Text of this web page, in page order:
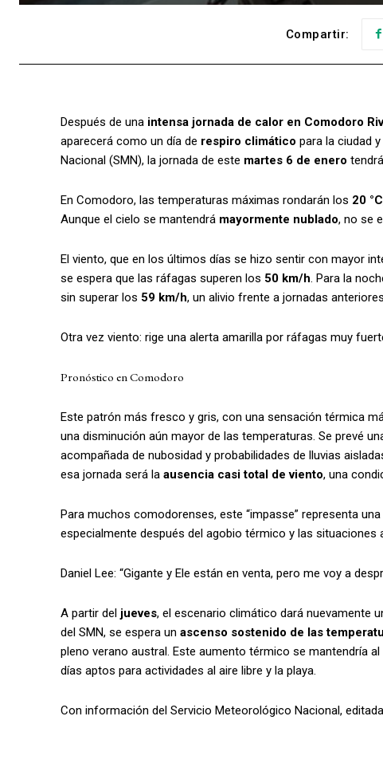
Compartir:
Después de una intensa jornada de calor en Comodoro
aparecerá como un día de respiro climático para la ciudad
Nacional (SMN), la jornada de este martes 6 de enero
En Comodoro, las temperaturas máximas rondarán los 20 °C
Aunque el cielo se mantendrá mayormente nublado, no se
El viento, que en los últimos días se hizo sentir con mayor
se espera que las ráfagas superen los 50 km/h. Para la
sin superar los 59 km/h, un alivio frente a jornadas
Otra vez viento: rige una alerta amarilla por ráfagas muy
Pronóstico en Comodoro
Este patrón más fresco y gris, con una sensación térmica
una disminución aún mayor de las temperaturas. Se prevé
acompañada de nubosidad y probabilidades de lluvias
esa jornada será la ausencia casi total de viento, una
Para muchos comodorenses, este “impasse” representa
especialmente después del agobio térmico y las
Daniel Lee: “Gigante y Ele están en venta, pero me voy a
A partir del jueves, el escenario climático dará nuevamente
del SMN, se espera un ascenso sostenido de las
pleno verano austral. Este aumento térmico se mantendría
días aptos para actividades al aire libre y la playa.
Con información del Servicio Meteorológico Nacional,